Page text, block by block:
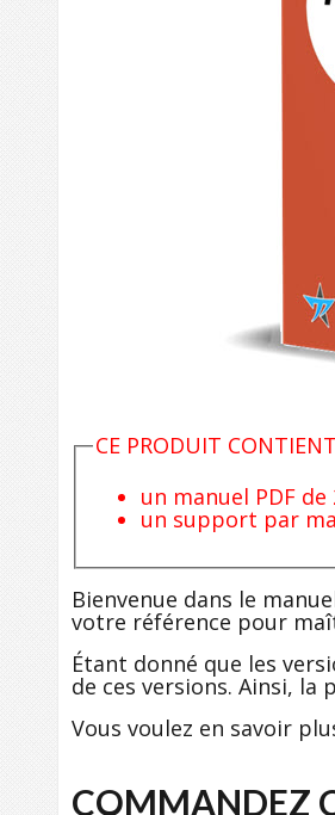
CE PRODUIT CONTIENT
un manuel PDF
un support par
Bienvenue dans le
votre référence pour
Étant donné que les
de ces versions. Ainsi,
Vous voulez en savoir
COMMANDEZ